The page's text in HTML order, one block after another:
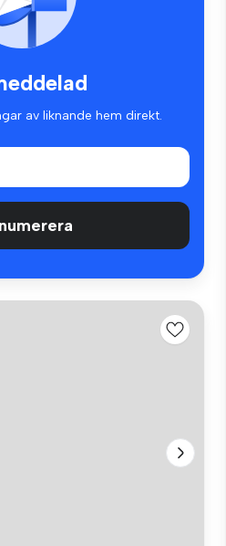
av liknande hem direkt.